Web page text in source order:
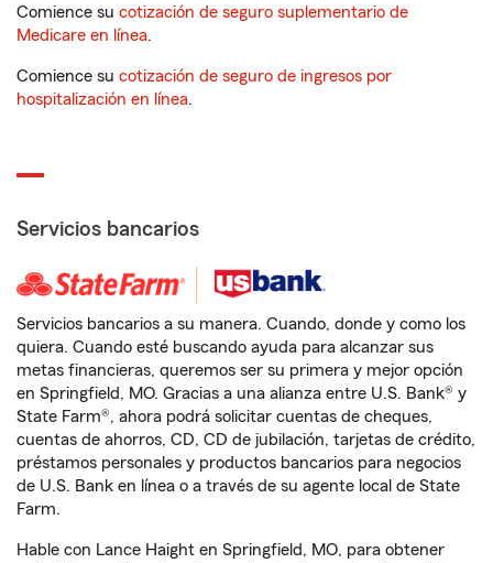
Comience su cotización de seguro suplementario de
Medicare en línea.
Comience su cotización de seguro de ingresos por
hospitalización en línea.
Servicios bancarios
Servicios bancarios a su manera. Cuando, donde y como los
quiera. Cuando esté buscando ayuda para alcanzar sus
metas financieras, queremos ser su primera y mejor opción
en Springfield, MO. Gracias a una alianza entre U.S. Bank® y
State Farm®, ahora podrá solicitar cuentas de cheques,
cuentas de ahorros, CD, CD de jubilación, tarjetas de crédito,
préstamos personales y productos bancarios para negocios
de U.S. Bank en línea o a través de su agente local de State
Farm.
Hable con Lance Haight en Springfield, MO, para obtener